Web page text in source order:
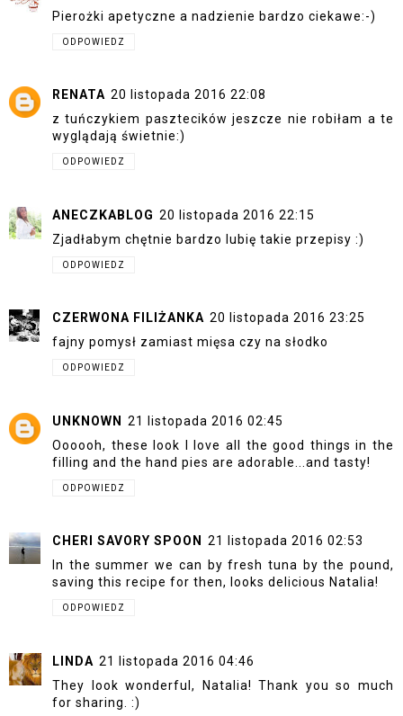
Pierożki apetyczne a nadzienie bardzo ciekawe:-)
ODPOWIEDZ
RENATA 20 listopada 2016 22:08
z tuńczykiem pasztecików jeszcze nie robiłam a te
wyglądają świetnie:)
ODPOWIEDZ
ANECZKABLOG 20 listopada 2016 22:15
Zjadłabym chętnie bardzo lubię takie przepisy :)
ODPOWIEDZ
CZERWONA FILIŻANKA 20 listopada 2016 23:25
fajny pomysł zamiast mięsa czy na słodko
ODPOWIEDZ
UNKNOWN 21 listopada 2016 02:45
Oooooh, these look I love all the good things in the
filling and the hand pies are adorable...and tasty!
ODPOWIEDZ
CHERI SAVORY SPOON
21 listopada 2016 02:53
In the summer we can by fresh tuna by the pound,
saving this recipe for then, looks delicious Natalia!
ODPOWIEDZ
LINDA 21 listopada 2016 04:46
They look wonderful, Natalia! Thank you so much
for sharing. :)